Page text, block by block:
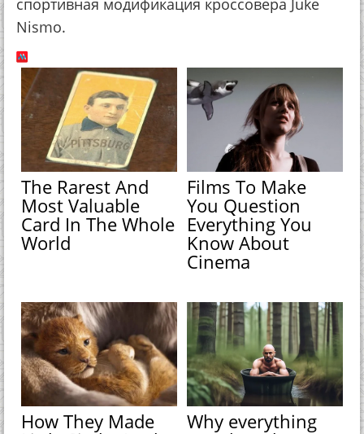
спортивная модификация кроссовера Juke
Nismo.
The Rarest And
Most Valuable
Card In The Whole
World
Films To Make
You Question
Everything You
Know About
Cinema
How They Made Why everything